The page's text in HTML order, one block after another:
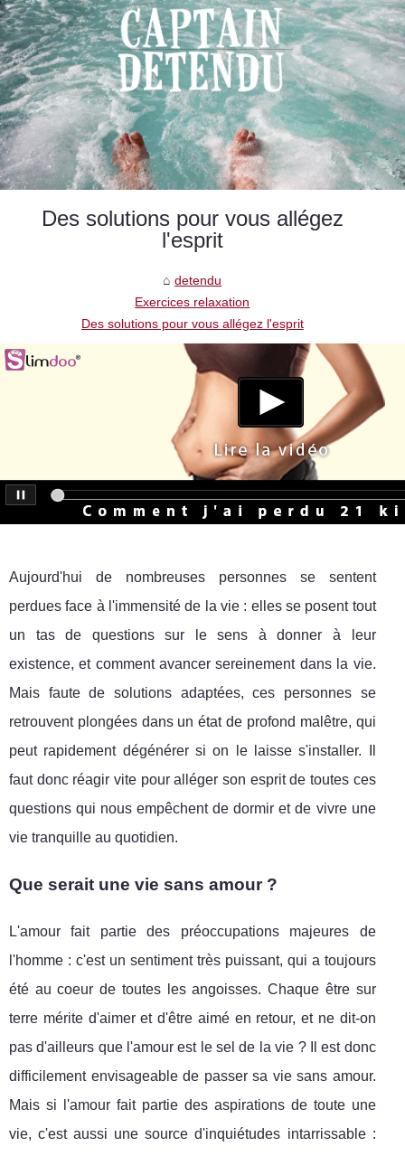
Des solutions pour vous allégez
l'esprit
detendu
Exercices relaxation
Des solutions pour vous allégez l'esprit
Aujourd'hui de nombreuses personnes se sentent
perdues face à l'immensité de la vie : elles se posent tout
un tas de questions sur le sens à donner à leur
existence, et comment avancer sereinement dans la vie.
Mais faute de solutions adaptées, ces personnes se
retrouvent plongées dans un état de profond malêtre, qui
peut rapidement dégénérer si on le laisse s'installer. Il
faut donc réagir vite pour alléger son esprit de toutes ces
questions qui nous empêchent de dormir et de vivre une
vie tranquille au quotidien.
Que serait une vie sans amour ?
L'amour fait partie des préoccupations majeures de
l'homme : c'est un sentiment très puissant, qui a toujours
été au coeur de toutes les angoisses. Chaque être sur
terre mérite d'aimer et d'être aimé en retour, et ne dit-on
pas d'ailleurs que l'amour est le sel de la vie ? Il est donc
difficilement envisageable de passer sa vie sans amour.
Mais si l'amour fait partie des aspirations de toute une
vie, c'est aussi une source d'inquiétudes intarrissable :